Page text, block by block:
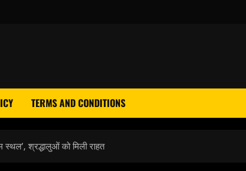
TERMS AND CONDITIONS
स्थल’, श्रद्धालुओं को मिली राहत